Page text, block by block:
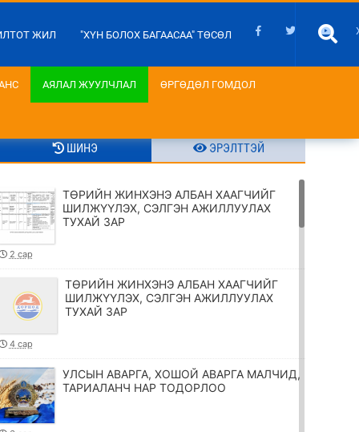
ЖИЛ "ХҮН БОЛОХ БАГААСАА" ТӨСӨЛ
АЯЛАЛ ЖУУЛЧЛАЛ ӨРГӨДӨЛ ГОМДОЛ
ШИНЭ ЭРЭЛТТЭЙ
ТӨРИЙН ЖИНХЭНЭ АЛБАН ХААГЧИЙГ
ШИЛЖҮҮЛЭХ, СЭЛГЭН АЖИЛЛУУЛАХ
ТУХАЙ ЗАР
2 сар
ТӨРИЙН ЖИНХЭНЭ АЛБАН ХААГЧИЙГ
ШИЛЖҮҮЛЭХ, СЭЛГЭН АЖИЛЛУУЛАХ
ТУХАЙ ЗАР
4 сар
УЛСЫН АВАРГА, ХОШОЙ АВАРГА МАЛЧИД,
ТАРИАЛАНЧ НАР ТОДОРЛОО